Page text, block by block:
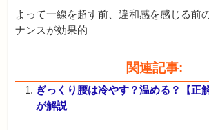
よって一線を超す前、違和感を感じる前
ナンスが効果的
関連記事:
ぎっくり腰は冷やす？温める？【正
が解説